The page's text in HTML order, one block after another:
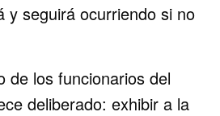
y seguirá ocurriendo si no
de los funcionarios del
deliberado: exhibir a la